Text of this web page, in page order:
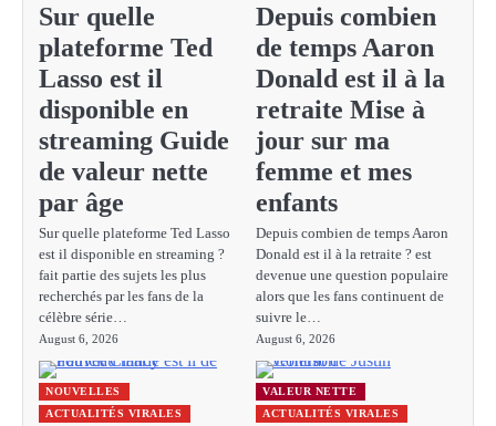
Sur quelle
plateforme Ted
Lasso est il
disponible en
streaming Guide
de valeur nette
par âge
Sur quelle plateforme Ted Lasso
est il disponible en streaming ?
fait partie des sujets les plus
recherchés par les fans de la
célèbre série…
August 6, 2026
Depuis combien
de temps Aaron
Donald est il à la
retraite Mise à
jour sur ma
femme et mes
enfants
Depuis combien de temps Aaron
Donald est il à la retraite ? est
devenue une question populaire
alors que les fans continuent de
suivre le…
August 6, 2026
NOUVELLES
ACTUALITÉS VIRALES
VALEUR NETTE
ACTUALITÉS VIRALES